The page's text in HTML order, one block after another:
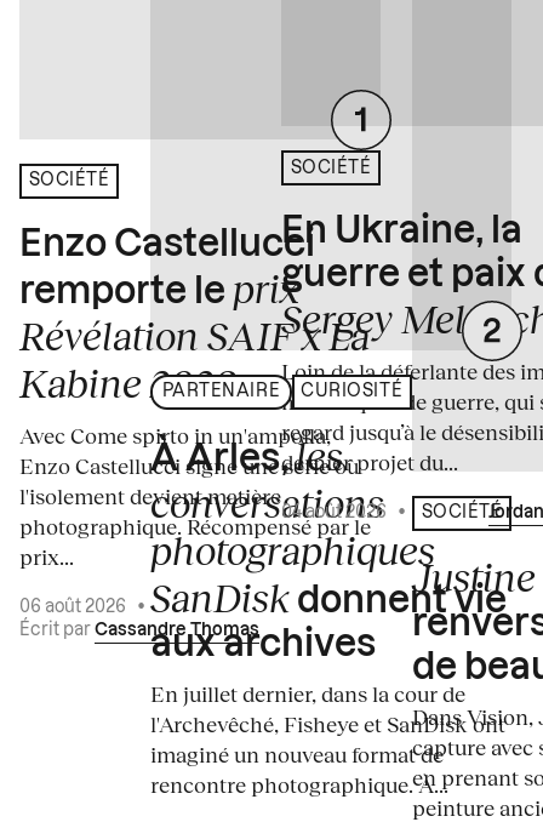
SOCIÉTÉ
Enzo Castellucci
remporte le prix
Révélation SAIF x La
Kabine 2026
Avec Come spirto in un'ampolla,
Enzo Castellucci signe une série où
l'isolement devient matière
photographique. Récompensé par le
prix...
06 août 2026
•
Écrit par Cassandre Thomas
PARTENAIRE CURIOSITÉ
À Arles,les
conversations
photographiques
SanDisk donnent vie
aux archives
En juillet dernier, dans la cour de
l'Archevêché, Fisheye et SanDisk ont
imaginé un nouveau format de
rencontre photographique. À...
SOCIÉTÉ
En Ukraine, la
guerre et paix
Sergey
Loin de la déferlante des
médiatiques de guerre, qui
regard jusqu’à le
dernier projet du...
04 août 2026 • Écrit par
SOCIÉTÉ
de
Dans
capture avec
en prenant
peinture